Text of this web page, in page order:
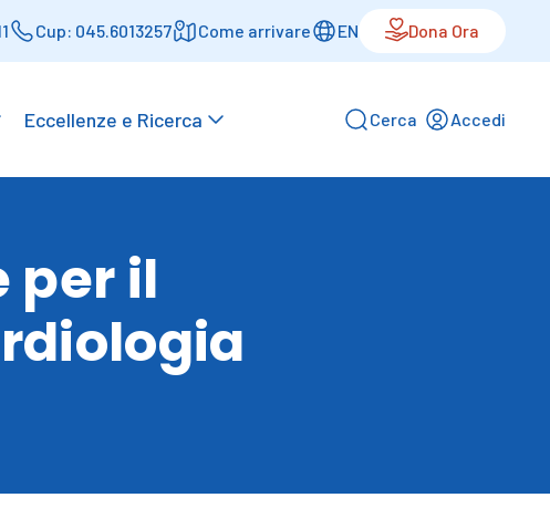
Cup: 045.6013257 Come arrivare EN Dona Ora
Eccellenze e Ricerca Cerca Accedi
per il